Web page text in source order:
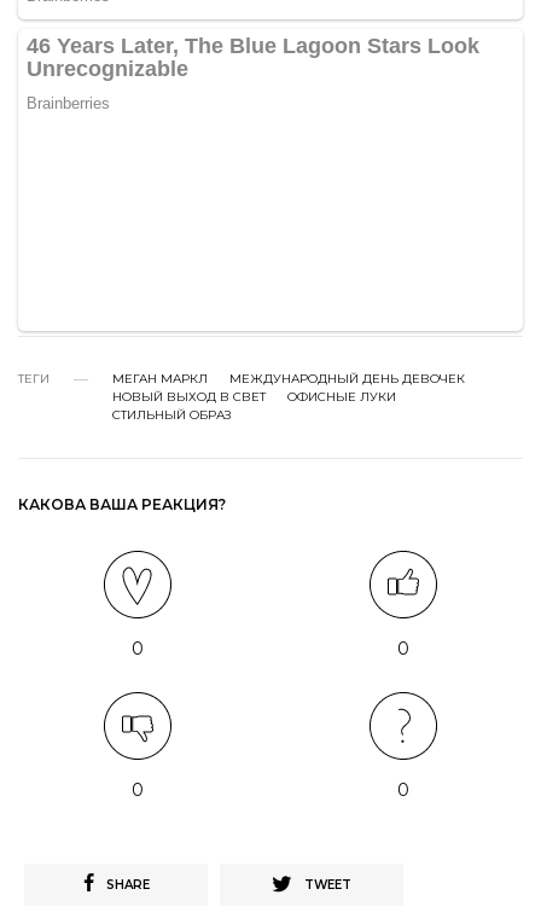
ТЕГИ МЕГАН МАРКЛ
МЕЖДУНАРОДНЫЙ ДЕНЬ ДЕВОЧЕК
НОВЫЙ ВЫХОД В СВЕТ
ОФИСНЫЕ ЛУКИ
СТИЛЬНЫЙ ОБРАЗ
КАКОВА ВАША РЕАКЦИЯ?
0 0
0 0
SHARE TWEET